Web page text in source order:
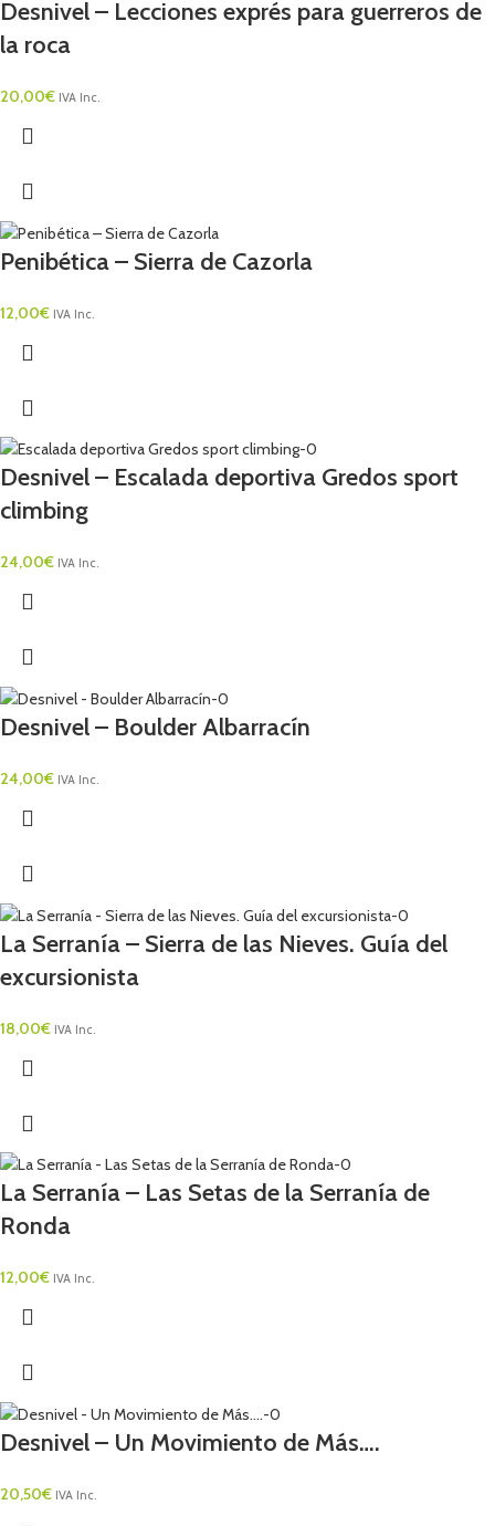
Desnivel – Lecciones exprés para guerreros de
la roca
20,00€ IVA Inc.
Penibética – Sierra de Cazorla
12,00€ IVA Inc.
Desnivel – Escalada deportiva Gredos sport
climbing
24,00€ IVA Inc.
Desnivel – Boulder Albarracín
24,00€ IVA Inc.
La Serranía – Sierra de las Nieves. Guía del
excursionista
18,00€ IVA Inc.
La Serranía – Las Setas de la Serranía de
Ronda
12,00€ IVA Inc.
Desnivel – Un Movimiento de Más….
20,50€ IVA Inc.